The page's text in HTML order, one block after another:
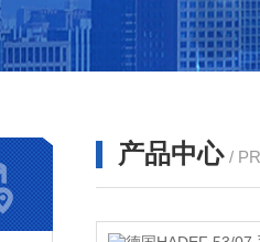
产品中心 /